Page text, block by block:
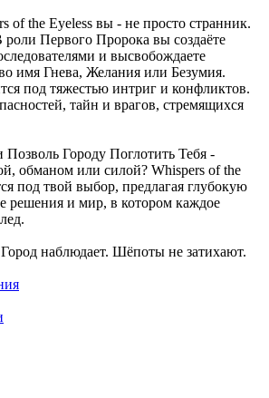
of the Eyeless вы - не просто странник.
Первого Пророка вы создаёте
и высвобождаете
имя Гнева, Желания или Безумия.
под тяжестью интриг и конфликтов.
тайн и врагов, стремящихся
Городу Поглотить Тебя -
обманом или силой? Whispers of the
под твой выбор, предлагая глубокую
решения и мир, в котором каждое
наблюдает. Шёпоты не затихают.